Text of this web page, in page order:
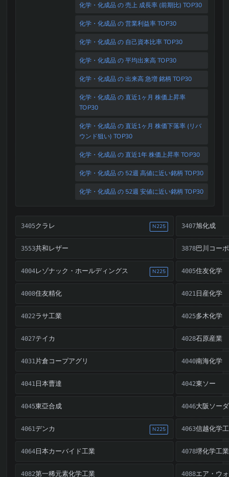
化学・化成品 の 売上 成長率 (前期比) TOP30
化学・化成品 の 営業利益率 TOP30
化学・化成品 の 自己資本比率 TOP30
化学・化成品 の 平均出来高 TOP30
化学・化成品 の 出来高 急増 銘柄 TOP30
化学・化成品 の 直近1ヶ月 株価上昇率
TOP30
化学・化成品 の 直近1ヶ月 株価下落率 (リバ
ウンド狙い) TOP30
化学・化成品 の 直近1年 株価上昇率 TOP30
化学・化成品 の 52週 高値に近い銘柄 TOP30
化学・化成品 の 52週 安値に近い銘柄 TOP30
3405クラレ N225 3407旭化成
3553共和レザー 3878巴川コー
4004レゾナック・ホールディングス N225 4005住友化学
4008住友精化 4021日産化学
4022ラサ工業 4025多木化学
4027テイカ 4028石原産業
4031片倉コープアグリ 4040南海化学
4041日本曹達 4042東ソー
4045東亞合成 4046大阪ソーダ
4061デンカ N225 4063信越化学
4064日本カーバイド工業 4078堺化学工業
4082第一稀元素化学工業 4088エア・ウ